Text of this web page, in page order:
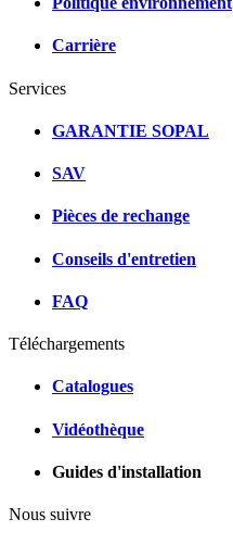
Carrière
Services
GARANTIE SOPAL
SAV
Pièces de rechange
Conseils d'entretien
FAQ
Téléchargements
Catalogues
Vidéothèque
Guides d'installation
Nous suivre